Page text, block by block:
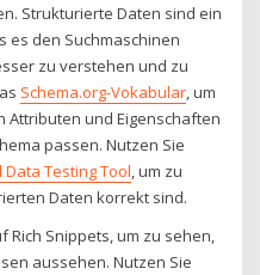
Strukturierte Daten sind ein
es den Suchmaschinen
zu verstehen und zu
Schema.org-Vokabular, um
Attributen und Eigenschaften
passen. Nutzen Sie
Testing Tool, um zu
Daten korrekt sind.
Rich Snippets, um zu sehen,
aussehen. Nutzen Sie